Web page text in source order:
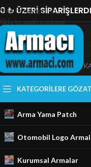
Skip to navigation
Skip to main content
₺ ÜZERİ
KATEGORILERE GÖZAT
Arma Yama Patch
Otomobil Logo
Kurumsal Armalar
GÜVENLIK
18 Ürünler